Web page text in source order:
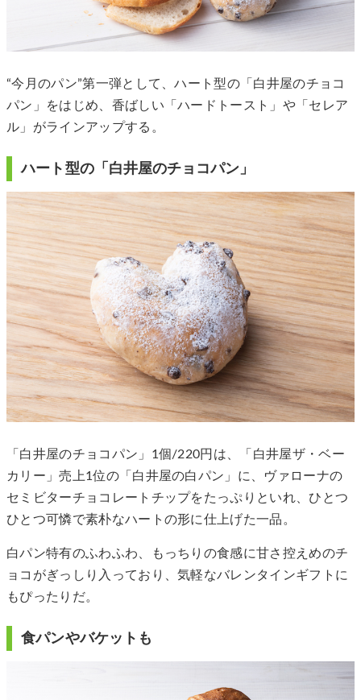
“今⽉のパン”第一弾として、ハート型の「白井屋のチョコ
パン」をはじめ、香ばしい「ハードトースト」や「セレア
ル」がラインアップする。
ハート型の「白井屋のチョコパン」
「白井屋のチョコパン」1個/220円は、「白井屋ザ・ベー
カリー」売上1位の「白井屋の白パン」に、ヴァローナの
セミビターチョコレートチップをたっぷりといれ、ひとつ
ひとつ可憐で素朴なハートの形に仕上げた一品。
白パン特有のふわふわ、もっちりの食感に甘さ控えめのチ
ョコがぎっしり入っており、気軽なバレンタインギフトに
もぴったりだ。
食パンやバケットも